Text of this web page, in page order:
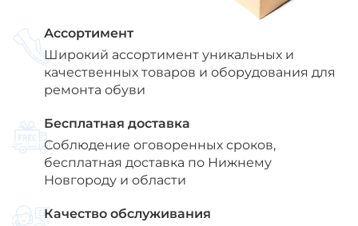
Ассортимент
Широкий ассортимент уникальных и
качественных товаров и оборудования для
ремонта обуви
Бесплатная доставка
Соблюдение оговоренных сроков,
бесплатная доставка по Нижнему
Новгороду и области
Качество обслуживания